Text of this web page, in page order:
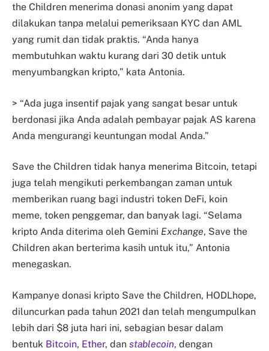
the Children menerima donasi anonim yang dapat
dilakukan tanpa melalui pemeriksaan KYC dan AML
yang rumit dan tidak praktis. “Anda hanya
membutuhkan waktu kurang dari 30 detik untuk
menyumbangkan kripto,” kata Antonia.
> “Ada juga insentif pajak yang sangat besar untuk
berdonasi jika Anda adalah pembayar pajak AS karena
Anda mengurangi keuntungan modal Anda.”
Save the Children tidak hanya menerima Bitcoin, tetapi
juga telah mengikuti perkembangan zaman untuk
memberikan ruang bagi industri token DeFi, koin
meme, token penggemar, dan banyak lagi. “Selama
kripto Anda diterima oleh Gemini Exchange, Save the
Children akan berterima kasih untuk itu,” Antonia
menegaskan.
Kampanye donasi kripto Save the Children, HODLhope,
diluncurkan pada tahun 2021 dan telah mengumpulkan
lebih dari $8 juta hari ini, sebagian besar dalam
bentuk Bitcoin, Ether, dan stablecoin, dengan